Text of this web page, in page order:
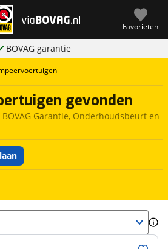
Favorieten
BOVAG garantie
gevonden
Garantie, Onderhoudsbeurt en